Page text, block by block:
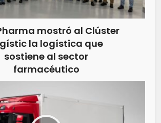
mostró al Clúster
la logística que
sostiene al sector
farmacéutico